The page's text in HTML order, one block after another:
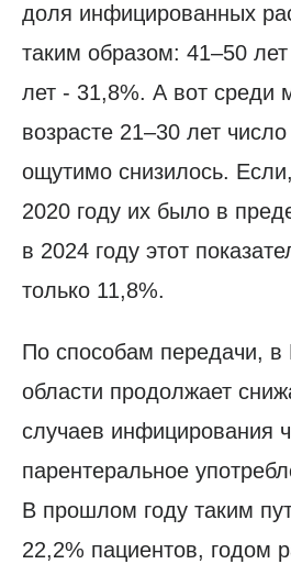
доля инфицированных
таким образом: 41–50
лет - 31,8%. А вот среди
возрасте 21–30 лет
ощутимо снизилось.
2020 году их было в
в 2024 году этот
только 11,8%.
По способам передачи, в
области продолжает
случаев инфицирования
парентеральное
В прошлом году таким
22,2% пациентов, годом